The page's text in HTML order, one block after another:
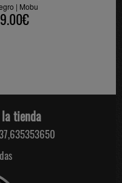
| Mobu
tienda